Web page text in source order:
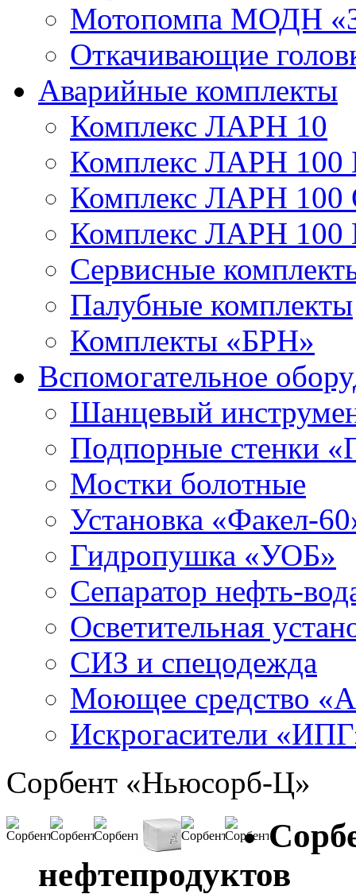
Мотопомпа МОДН
Откачивающие
Аварийные комплекты
Комплекс ЛАРН 10
Комплекс ЛАРН 100
Комплекс ЛАРН 100
Комплекс ЛАРН 100
Сервисные
Палубные комплекты
Комплекты «БРН»
Вспомогательное
Шанцевый
Подпорные стенки
Мостки болотные
Установка «Факел-
Гидропушка «УОБ»
Сепаратор нефть-
Осветительная
СИЗ и спецодежда
Моющее средство
Искрогасители
Сорбент «Ньюсорб-Ц»
нефтепродуктов